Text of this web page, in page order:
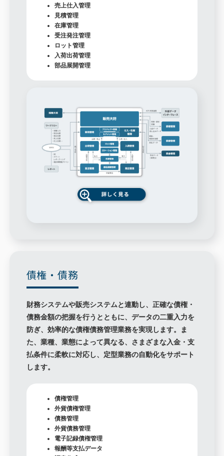
売上仕入管理
見積管理
在庫管理
受注発注管理
ロット管理
入荷出荷管理
部品展開管理
債権・債務
財務システムや販売システムと連動し、正確な債権・
債務金額の把握を行うとともに、データの二重入力を
防ぎ、効率的な債権債務管理業務を実現します。ま
た、業種、業態によって異なる、さまざまな入金・支
払条件に柔軟に対応し、定型業務の自動化をサポート
します。
債権管理
外貨債権管理
債務管理
外貨債務管理
電子記録債権管理
報酬等支払データ